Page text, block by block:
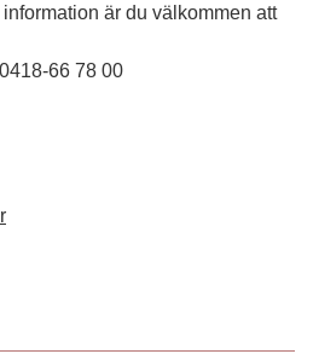
är du välkommen att
66 78 00